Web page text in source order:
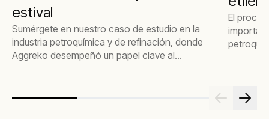
estival
Sumérgete en nuestro caso de estudio en la
industria petroquímica y de refinación, donde
Aggreko desempeñó un papel clave al
soluciones energéticas innovadoras
El